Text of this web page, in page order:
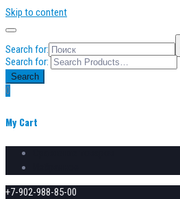
Skip to content
Search for:
Search for:
Search
0
My Cart
+7-902-988-85-00